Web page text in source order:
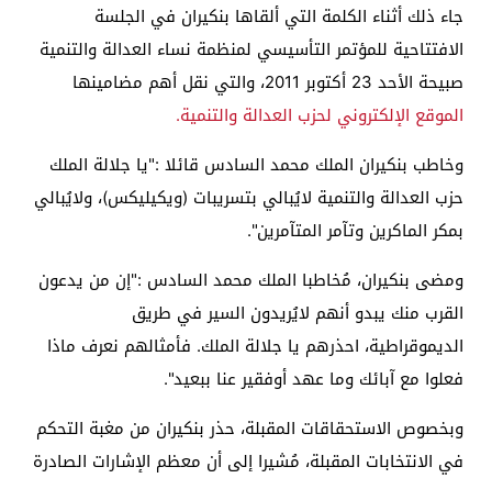
جاء ذلك أثناء الكلمة التي ألقاها بنكيران في الجلسة
الافتتاحية للمؤتمر التأسيسي لمنظمة نساء العدالة والتنمية
صبيحة الأحد 23 أكتوبر 2011، والتي نقل أهم مضامينها
الموقع الإلكتروني لحزب العدالة والتنمية.
وخاطب بنكيران الملك محمد السادس قائلا :"يا جلالة الملك
حزب العدالة والتنمية لايُبالي بتسريبات (ويكيليكس)، ولايُبالي
بمكر الماكرين وتآمر المتآمرين".
ومضى بنكيران، مُخاطبا الملك محمد السادس :"إن من يدعون
القرب منك يبدو أنهم لايُريدون السير في طريق
الديموقراطية، احذرهم يا جلالة الملك. فأمثالهم نعرف ماذا
فعلوا مع آبائك وما عهد أوفقير عنا ببعيد".
وبخصوص الاستحقاقات المقبلة، حذر بنكيران من مغبة التحكم
في الانتخابات المقبلة، مُشيرا إلى أن معظم الإشارات الصادرة